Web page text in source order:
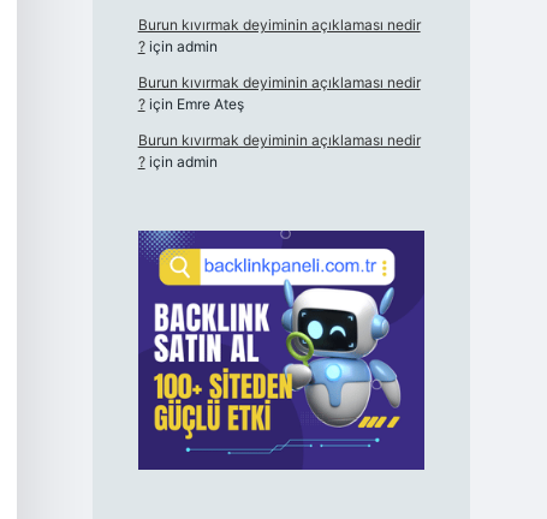
Burun kıvırmak deyiminin açıklaması nedir
?için admin
Burun kıvırmak deyiminin açıklaması nedir
?için Emre Ateş
Burun kıvırmak deyiminin açıklaması nedir
?için admin